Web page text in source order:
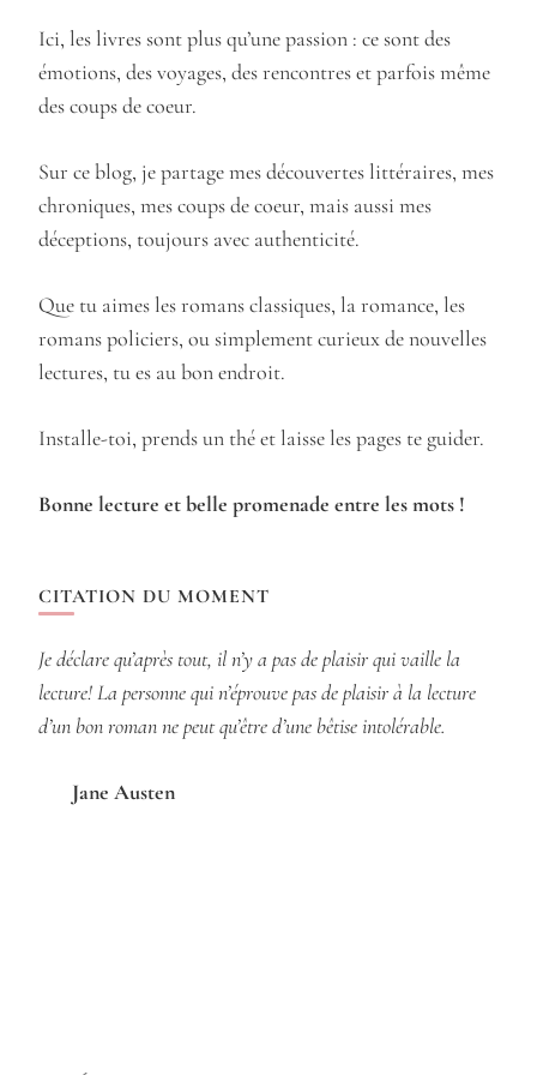
Ici, les livres sont plus qu’une passion : ce sont des
émotions, des voyages, des rencontres et parfois même
des coups de coeur.
Sur ce blog, je partage mes découvertes littéraires, mes
chroniques, mes coups de coeur, mais aussi mes
déceptions, toujours avec authenticité.
Que tu aimes les romans classiques, la romance, les
romans policiers, ou simplement curieux de nouvelles
lectures, tu es au bon endroit.
Installe-toi, prends un thé et laisse les pages te guider.
Bonne lecture et belle promenade entre les mots !
CITATION DU MOMENT
Je déclare qu’après tout, il n’y a pas de plaisir qui vaille la
lecture! La personne qui n’éprouve pas de plaisir à la lecture
d’un bon roman ne peut qu’être d’une bêtise intolérable.
Jane Austen